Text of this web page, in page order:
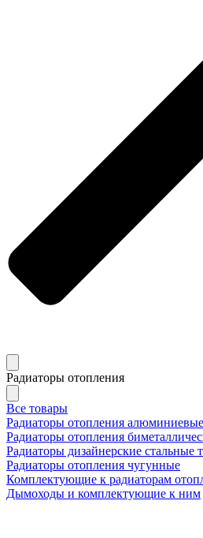
Радиаторы отопления
Все товары
Радиаторы отопления алюминиевые
Радиаторы отопления
Радиаторы дизайнерские стальные
Радиаторы отопления чугунные
Комплектующие к радиаторам
Дымоходы и комплектующие к ним